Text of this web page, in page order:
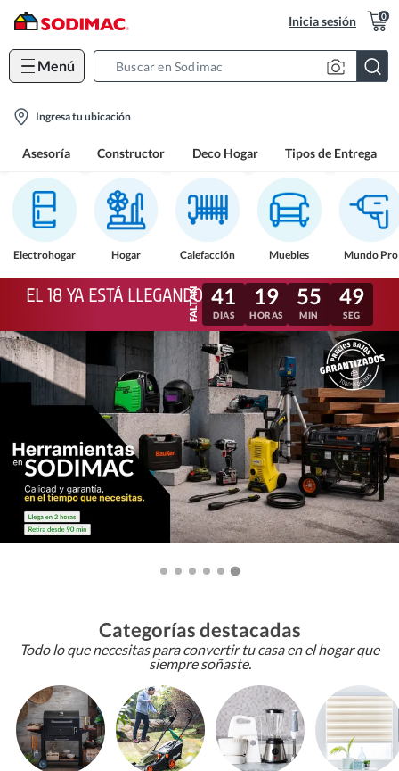
Inicia sesión 0
Menú
location-
Ingresa tu ubicación
Asesoría Constructor Deco Hogar Tipos de Entrega
Electrohogar Hogar Calefacción Muebles Mundo Pro
EL 18 YA ESTÁ LLEGANDO 41
DÍAS
19
HORAS
55
MIN
46
SEG
Categorías destacadas
Todo lo que necesitas para convertir tu casa en el hogar que
siempre soñaste.